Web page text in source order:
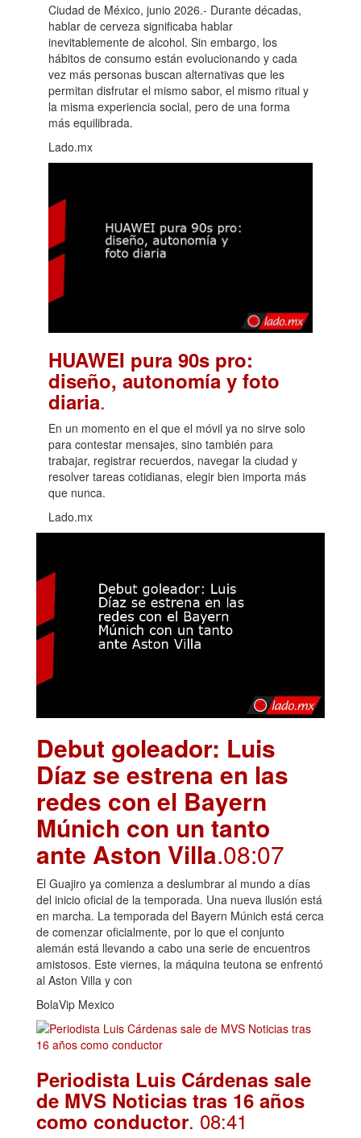
Ciudad de México, junio 2026.- Durante décadas,
hablar de cerveza significaba hablar
inevitablemente de alcohol. Sin embargo, los
hábitos de consumo están evolucionando y cada
vez más personas buscan alternativas que les
permitan disfrutar el mismo sabor, el mismo ritual y
la misma experiencia social, pero de una forma
más equilibrada.
Lado.mx
HUAWEI pura 90s pro:
diseño, autonomía y foto
diaria.
En un momento en el que el móvil ya no sirve solo
para contestar mensajes, sino también para
trabajar, registrar recuerdos, navegar la ciudad y
resolver tareas cotidianas, elegir bien importa más
que nunca.
Lado.mx
Debut goleador: Luis
Díaz se estrena en las
redes con el Bayern
Múnich con un tanto
ante Aston Villa.08:07
El Guajiro ya comienza a deslumbrar al mundo a días
del inicio oficial de la temporada. Una nueva ilusión está
en marcha. La temporada del Bayern Múnich está cerca
de comenzar oficialmente, por lo que el conjunto
alemán está llevando a cabo una serie de encuentros
amistosos. Este viernes, la máquina teutona se enfrentó
al Aston Villa y con
BolaVip Mexico
Periodista Luis Cárdenas sale
de MVS Noticias tras 16 años
como conductor. 08:41